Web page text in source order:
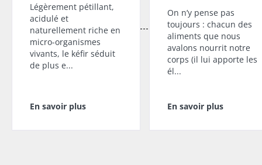
Légèrement pétillant,
acidulé et
naturellement riche en
micro-organismes
vivants, le kéfir séduit
de plus e...
En savoir plus
On n’y pense pas
toujours : chacun des
aliments que nous
avalons nourrit notre
corps (il lui apporte les
él...
En savoir plus